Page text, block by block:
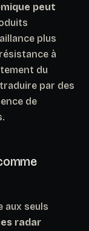
peut
plus
à
du
par des
de
aux seuls
radar